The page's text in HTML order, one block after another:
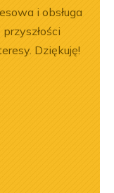
i obsługa
Dziękuję!